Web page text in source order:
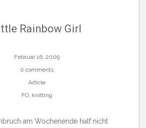
Rainbow Girl
Februar 16, 2009
0 comments
Article
FO, knitting
am Wochenende half nicht